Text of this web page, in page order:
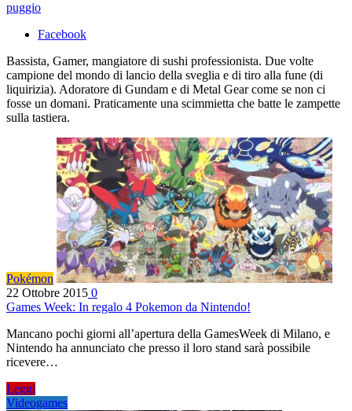
puggio
Facebook
Bassista, Gamer, mangiatore di sushi professionista. Due volte
campione del mondo di lancio della sveglia e di tiro alla fune (di
liquirizia). Adoratore di Gundam e di Metal Gear come se non ci
fosse un domani. Praticamente una scimmietta che batte le zampette
sulla tastiera.
Pokémon
22 Ottobre 2015 0
Games Week: In regalo 4 Pokemon da Nintendo!
Mancano pochi giorni all’apertura della GamesWeek di Milano, e
Nintendo ha annunciato che presso il loro stand sarà possibile
ricevere…
Leggi
Videogames